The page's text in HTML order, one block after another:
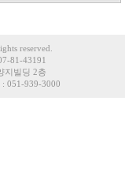
reserved.
81-43191
지빌딩 2층
051-939-3000